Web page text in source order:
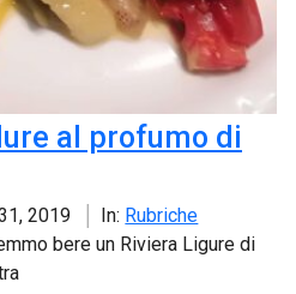
al profumo di
2019 In: Rubriche
bere un Riviera Ligure di